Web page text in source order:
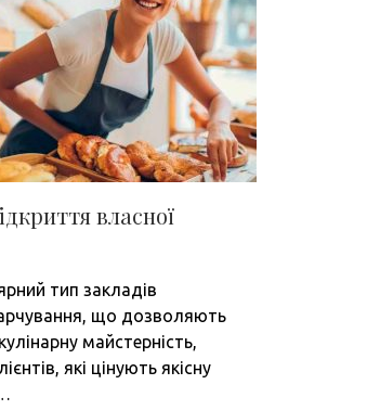
власної
тип закладів
що дозволяють
майстерність,
які цінують якісну